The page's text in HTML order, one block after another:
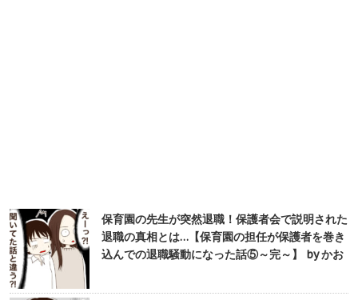
保育園の先生が突然退職！保護者会で説明された
退職の真相とは…【保育園の担任が保護者を巻き
込んでの退職騒動になった話⑤～完～】 by かお